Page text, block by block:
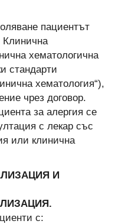
пациентът
Клинична
хематологична
стандарти
хематология“),
чрез договор.
за алергия се
с лекар със
или клинична
И
с: